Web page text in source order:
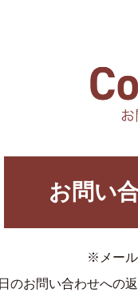
お問い
※メール
のお問い合わせへの